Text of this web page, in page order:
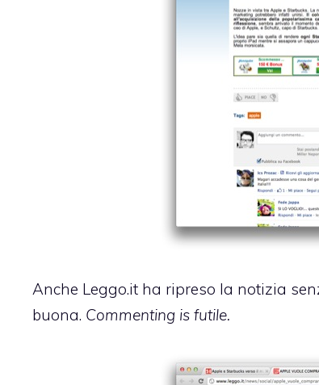
Anche Leggo.it ha ripreso la notizia
buona. Commenting is futile.